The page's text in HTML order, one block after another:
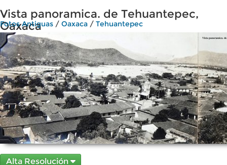
Vista panoramica. de Tehuantepec,
Oaxaca
Fotos Antiguas / Oaxaca / Tehuantepec
Alta Resolución